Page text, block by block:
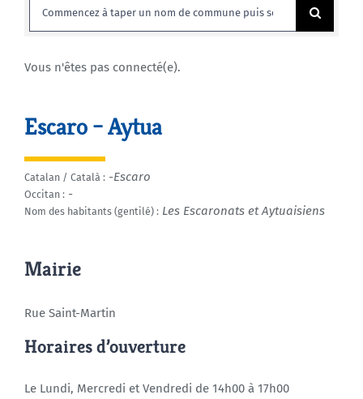
Rechercher:
Vous n'êtes pas connecté(e).
Escaro – Aytua
Catalan / Català : -Escaro
Occitan : -
Nom des habitants (gentilé) : Les Escaronats et Aytuaisiens
Mairie
Rue Saint-Martin
Horaires d’ouverture
Le Lundi, Mercredi et Vendredi de 14h00 à 17h00